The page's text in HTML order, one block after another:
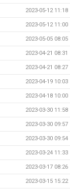
2023-05-12 11:18
2023-05-12 11:00
2023-05-05 08:05
2023-04-21 08:31
2023-04-21 08:27
2023-04-19 10:03
2023-04-18 10:00
2023-03-30 11:58
2023-03-30 09:57
2023-03-30 09:54
2023-03-24 11:33
2023-03-17 08:26
2023-03-15 15:22